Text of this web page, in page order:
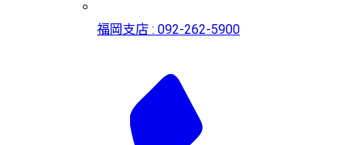
福岡支店 : 092-262-5900